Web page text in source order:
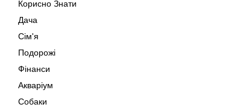
Корисно Знати
Дача
Сім'я
Подорожі
Фінанси
Акваріум
Собаки